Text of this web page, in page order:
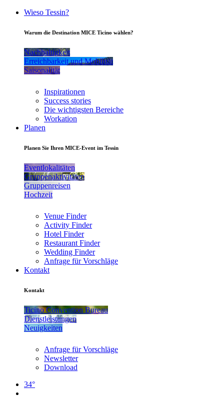
Wieso Tessin?
Warum die Destination MICE Ticino wählen?
Nachhaltigkeit
Erreichbarkeit und Mobilität
Saisonalität
Inspirationen
Success stories
Die wichtigsten Bereiche
Workation
Planen
Planen Sie Ihren MICE-Event im Tessin
Eventlokalitäten
Gruppenaktivitäten
Gruppenreisen
Hochzeit
Venue Finder
Activity Finder
Hotel Finder
Restaurant Finder
Wedding Finder
Anfrage für Vorschläge
Kontakt
Kontakt
Ticino Convention Bureau
Dienstleistungen
Neuigkeiten
Anfrage für Vorschläge
Newsletter
Download
34°